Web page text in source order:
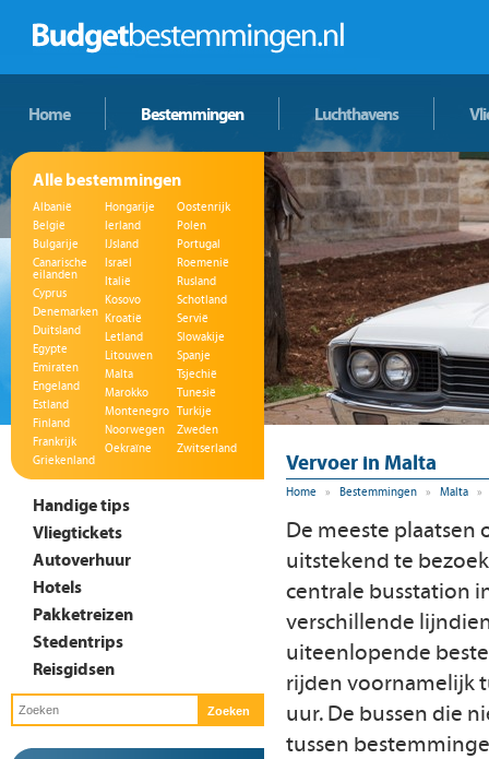
Home Bestemmingen Luchthavens
Alle bestemmingen
Albanië
België
Bulgarije
Canarische
eilanden
Cyprus
Denemarken
Duitsland
Egypte
Emiraten
Engeland
Estland
Finland
Frankrijk
Griekenland
Hongarije
Ierland
IJsland
Israël
Italië
Kosovo
Kroatië
Letland
Litouwen
Malta
Marokko
Montenegro
Noorwegen
Oekraïne
Oostenrijk
Polen
Portugal
Roemenië
Rusland
Schotland
Servië
Slowakije
Spanje
Tsjechië
Tunesië
Turkije
Zweden
Zwitserland
Handige tips
Vliegtickets
Autoverhuur
Hotels
Pakketreizen
Stedentrips
Reisgidsen
Vervoer in Malta
Home » Bestemmingen » Malta »
De meeste plaatsen
uitstekend te
centrale busstation
verschillende
uiteenlopende
rijden voornamelijk
uur. De bussen die
tussen